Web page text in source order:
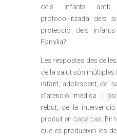
dels infants amb
protocol·litzada dels
protecció dels
Família?
Les respostes des de
de la salut són múltiples
infant, adolescent, del
d’atenció mèdica i
rebut, de la
produït en cada cas. En
que es produeixin les